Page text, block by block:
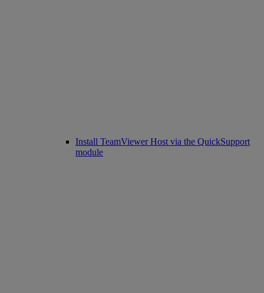
Install TeamViewer Host via the QuickSupport
module